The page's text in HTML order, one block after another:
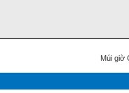
Múi giờ